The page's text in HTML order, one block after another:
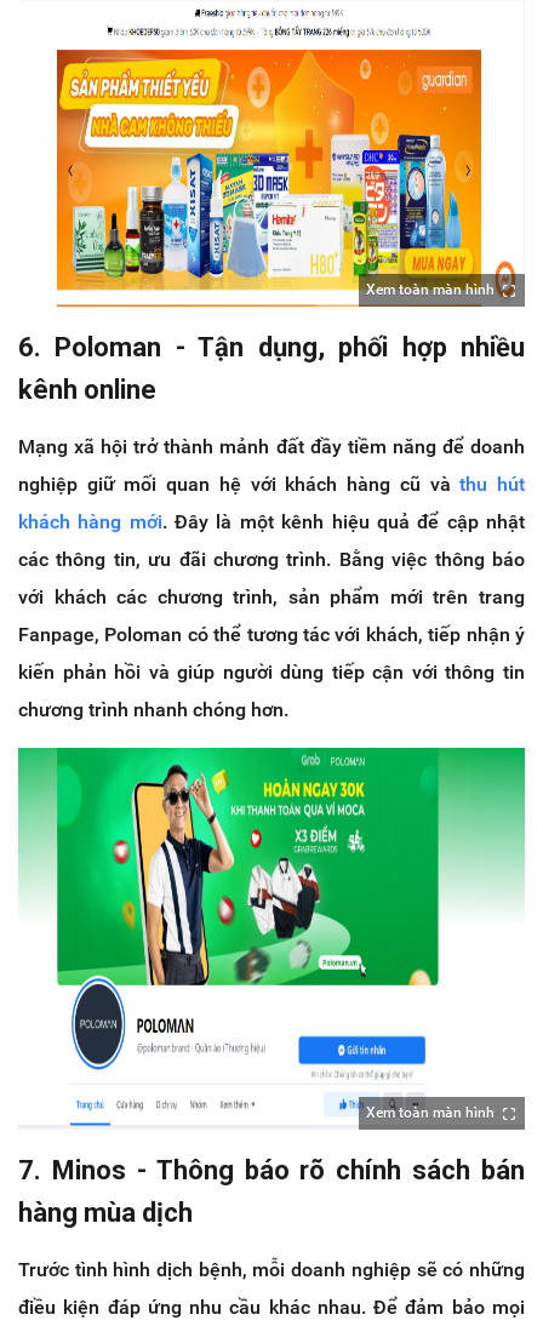
Xem toàn màn hình
6. Poloman - Tận dụng, phối hợp nhiều
kênh online
Mạng xã hội trở thành mảnh đất đầy tiềm năng để doanh
nghiệp giữ mối quan hệ với khách hàng cũ vàthu hút
khách hàng mới. Đây là một kênh hiệu quả để cập nhật
các thông tin, ưu đãi chương trình. Bằng việc thông báo
với khách các chương trình, sản phẩm mới trên trang
Fanpage, Poloman có thể tương tác với khách, tiếp nhận ý
kiến phản hồi và giúp người dùng tiếp cận với thông tin
chương trình nhanh chóng hơn.
Xem toàn màn hình
7. Minos - Thông báo rõ chính sách bán
hàng mùa dịch
Trước tình hình dịch bệnh, mỗi doanh nghiệp sẽ có những
điều kiện đáp ứng nhu cầu khác nhau. Để đảm bảo mọi